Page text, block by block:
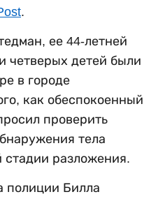
.
ее 44-летней
четверых детей были
в городе
как обеспокоенный
проверить
тела
стадии разложения.
полиции Билла